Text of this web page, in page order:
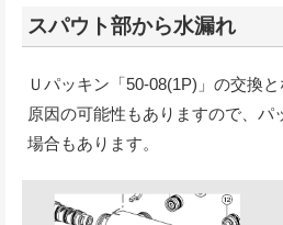
スパウト部から水漏れ
Ｕパッキン「50-08(1P)」の交換
原因の可能性もありますので、パ
場合もあります。